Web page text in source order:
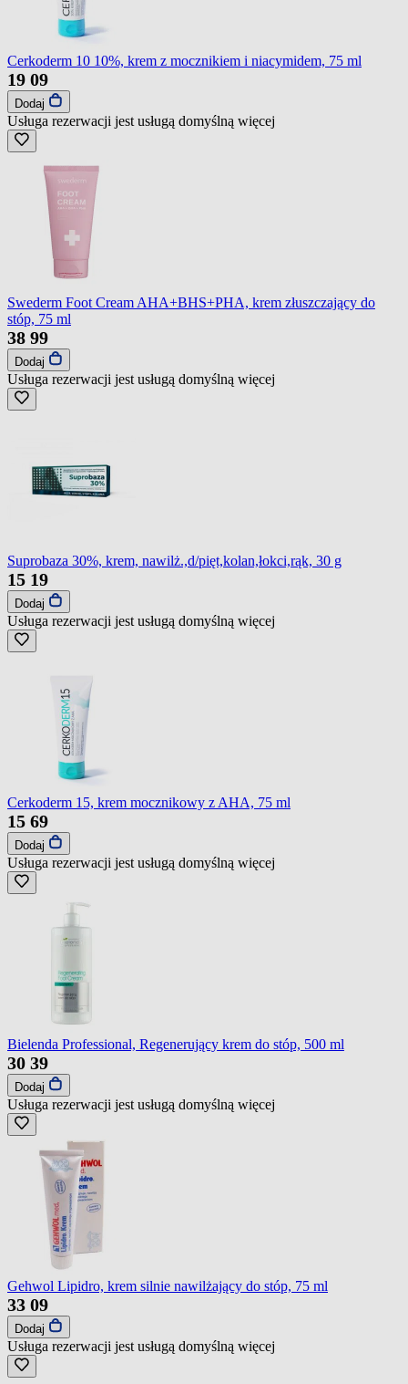
Cerkoderm 10 10%, krem z mocznikiem i niacymidem, 75 ml
19 09
Dodaj
Usługa rezerwacji jest usługą domyślną więcej
Swederm Foot Cream AHA+BHS+PHA, krem złuszczający do
stóp, 75 ml
38 99
Dodaj
Usługa rezerwacji jest usługą domyślną więcej
Suprobaza 30%, krem, nawilż.,d/pięt,kolan,łokci,rąk, 30 g
15 19
Dodaj
Usługa rezerwacji jest usługą domyślną więcej
Cerkoderm 15, krem mocznikowy z AHA, 75 ml
15 69
Dodaj
Usługa rezerwacji jest usługą domyślną więcej
Bielenda Professional, Regenerujący krem do stóp, 500 ml
30 39
Dodaj
Usługa rezerwacji jest usługą domyślną więcej
Gehwol Lipidro, krem silnie nawilżający do stóp, 75 ml
33 09
Dodaj
Usługa rezerwacji jest usługą domyślną więcej